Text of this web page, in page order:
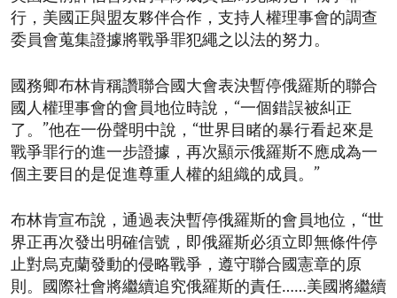
行，美國正與盟友夥伴合作，支持人權理事會的調查
委員會蒐集證據將戰爭罪犯繩之以法的努力。
國務卿布林肯稱讚聯合國大會表決暫停俄羅斯的聯合
國人權理事會的會員地位時說，“一個錯誤被糾正
了。”他在一份聲明中說，“世界目睹的暴行看起來是
戰爭罪行的進一步證據，再次顯示俄羅斯不應成為一
個主要目的是促進尊重人權的組織的成員。”
布林肯宣布說，通過表決暫停俄羅斯的會員地位，“世
界正再次發出明確信號，即俄羅斯必須立即無條件停
止對烏克蘭發動的侵略戰爭，遵守聯合國憲章的原
則。國際社會將繼續追究俄羅斯的責任……美國將繼續